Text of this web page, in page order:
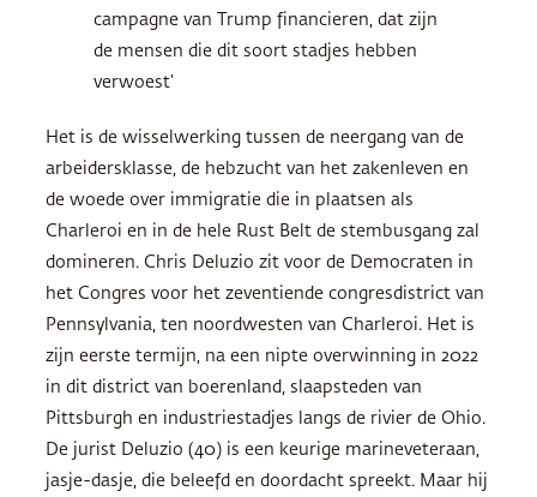
campagne van Trump financieren, dat zijn
de mensen die dit soort stadjes hebben
verwoest’
Het is de wisselwerking tussen de neergang van de
arbeidersklasse, de hebzucht van het zakenleven en
de woede over immigratie die in plaatsen als
Charleroi en in de hele Rust Belt de stembusgang zal
domineren. Chris Deluzio zit voor de Democraten in
het Congres voor het zeventiende congresdistrict van
Pennsylvania, ten noordwesten van Charleroi. Het is
zijn eerste termijn, na een nipte overwinning in 2022
in dit district van boerenland, slaapsteden van
Pittsburgh en industriestadjes langs de rivier de Ohio.
De jurist Deluzio (40) is een keurige marineveteraan,
jasje-dasje, die beleefd en doordacht spreekt. Maar hij